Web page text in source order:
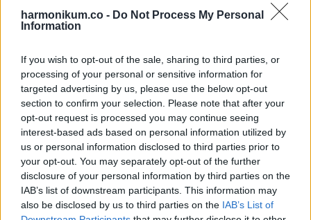
harmonikum.co - Do Not Process My Personal
Information
If you wish to opt-out of the sale, sharing to third parties, or
processing of your personal or sensitive information for
targeted advertising by us, please use the below opt-out
section to confirm your selection. Please note that after your
opt-out request is processed you may continue seeing
interest-based ads based on personal information utilized by
us or personal information disclosed to third parties prior to
your opt-out. You may separately opt-out of the further
disclosure of your personal information by third parties on the
IAB’s list of downstream participants. This information may
also be disclosed by us to third parties on the IAB’s List of